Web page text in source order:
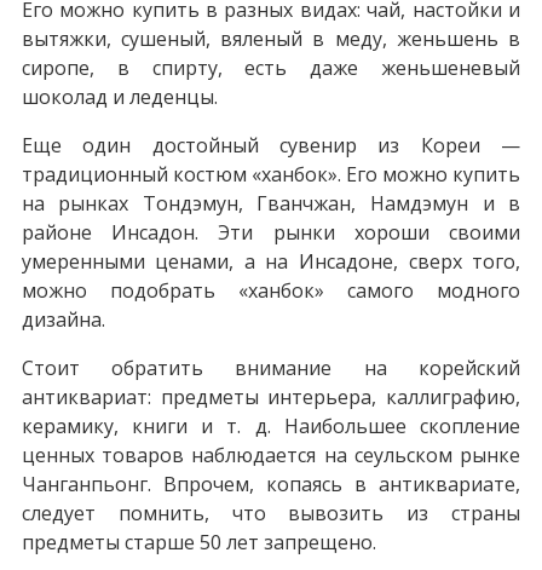
Его можно купить в разных видах: чай, настойки и
вытяжки, сушеный, вяленый в меду, женьшень в
сиропе, в спирту, есть даже женьшеневый
шоколад и леденцы.
Еще один достойный сувенир из Кореи —
традиционный костюм «ханбок». Его можно купить
на рынках Тондэмун, Гванчжан, Намдэмун и в
районе Инсадон. Эти рынки хороши своими
умеренными ценами, а на Инсадоне, сверх того,
можно подобрать «ханбок» самого модного
дизайна.
Стоит обратить внимание на корейский
антиквариат: предметы интерьера, каллиграфию,
керамику, книги и т. д. Наибольшее скопление
ценных товаров наблюдается на сеульском рынке
Чанганпьонг. Впрочем, копаясь в антиквариате,
следует помнить, что вывозить из страны
предметы старше 50 лет запрещено.